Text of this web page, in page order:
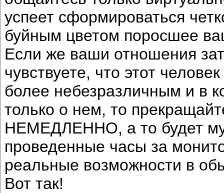
успеет сформироваться
буйным цветом поросшее
Если же ваши отношения
чувствуете, что этот
более небезразличным и в
только о нем, то
НЕМЕДЛЕННО, а то будет
проведенные часы за
реальные возможности в
Вот так!